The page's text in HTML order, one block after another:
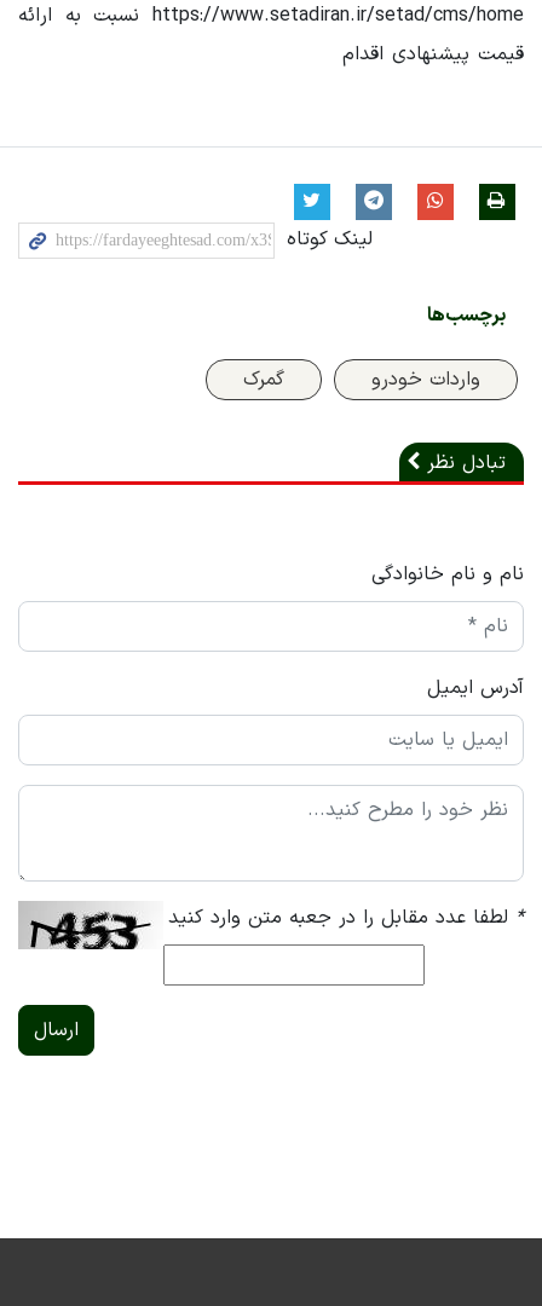
https://www.setadiran.ir/setad/cms/home نسبت به ارائه
قیمت پیشنهادی اقدام
لینک کوتاه
برچسب‌ها
واردات خودرو گمرک
تبادل نظر
نام و نام خانوادگی
آدرس ایمیل
* لطفا عدد مقابل را در جعبه متن وارد کنید
ارسال